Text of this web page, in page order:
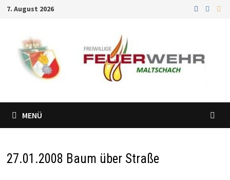
Zum
springen
7. August 2026
MENÜ
27.01.2008 Baum über Straße